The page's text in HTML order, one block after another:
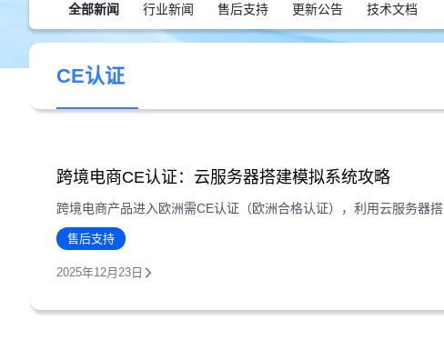
全部新闻 行业新闻 售后支持 更新公告 技术文档
CE认证
跨境电商CE认证：云服务器搭建模拟系统攻略
售后支持
2025年12月23日